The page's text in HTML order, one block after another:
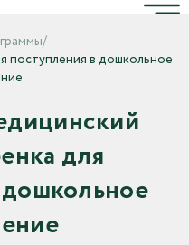
/
поступления в дошкольное
для